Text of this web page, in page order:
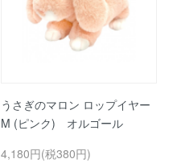
うさぎのマロン ロップイヤー
M (ピンク) オルゴール
4,180円(税380円)